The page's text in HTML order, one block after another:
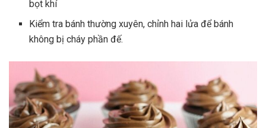
bọt khí
Kiểm tra bánh thường xuyên, chỉnh hai lửa để bánh
không bị cháy phần đế.